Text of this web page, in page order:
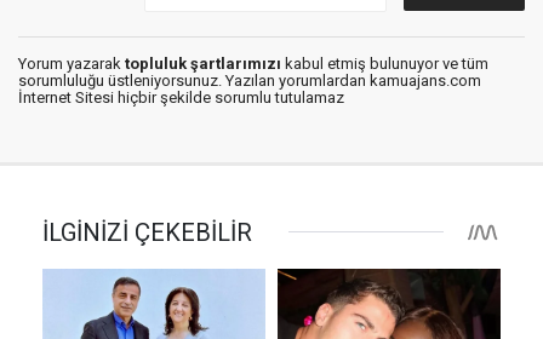
Yorum yazarak topluluk şartlarımızı kabul etmiş bulunuyor ve tüm
sorumluluğu üstleniyorsunuz. Yazılan yorumlardan kamuajans.com
İnternet Sitesi hiçbir şekilde sorumlu tutulamaz